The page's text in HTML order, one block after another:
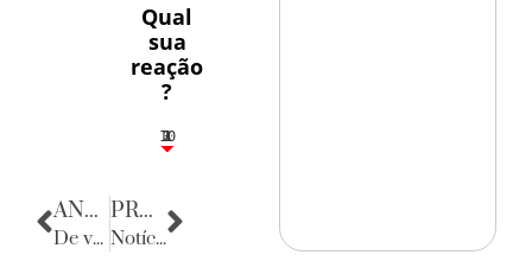
Qual
sua
reação
?
3
1
1
2
10
ANTERIOR
De volta para o passado
PRÓXIMA
Notícias da Bahia